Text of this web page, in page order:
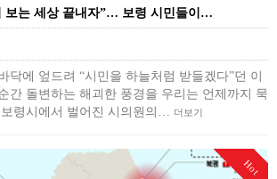
보는 세상 끝내자”… 보령 시민들이…
닥에 엎드려 “시민을 하늘처럼 받들겠다”던 이
간 돌변하는 해괴한 풍경을 우리는 언제까지 묵
령시에서 벌어진 시의원의…
더보기
Hot